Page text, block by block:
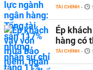
TÀI CHÍNH -
Ép
hàng có
TÀI CHÍNH -